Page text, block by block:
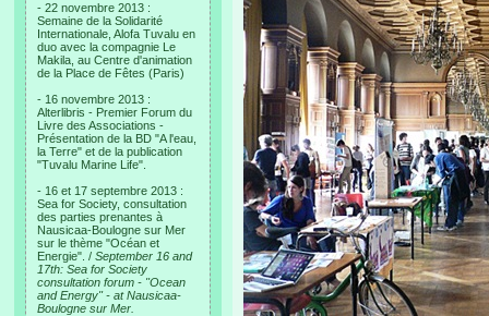
- 22 novembre 2013 :
Semaine de la Solidarité
Internationale, Alofa Tuvalu en
duo avec la compagnie Le
Makila, au Centre d'animation
de la Place de Fêtes (Paris)
- 16 novembre 2013 :
Alterlibris - Premier Forum du
Livre des Associations -
Présentation de la BD "A l'eau,
la Terre" et de la publication
"Tuvalu Marine Life".
- 16 et 17 septembre 2013 :
Sea for Society, consultation
des parties prenantes à
Nausicaa-Boulogne sur Mer
sur le thème "Océan et
Energie". / September 16 and
17th: Sea for Society
consultation forum - "Ocean
and Energy" - at Nausicaa-
Boulogne sur Mer.